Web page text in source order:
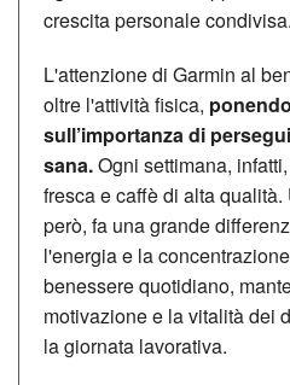
crescita personale condivisa.
L'attenzione di Garmin al
oltre l'attività fisica,
sull’importanza di
sana.Ogni settimana,
fresca e caffè di alta
però, fa una grande
l'energia e la
benessere quotidiano,
motivazione e la vitalità dei
la giornata lavorativa.